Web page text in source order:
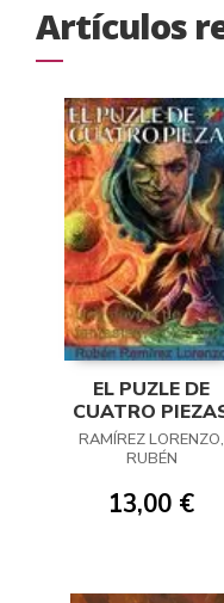
Artículos
EL PUZLE DE
CUATRO
RAMÍREZ LORENZO,
RUBÉN
13,00 €